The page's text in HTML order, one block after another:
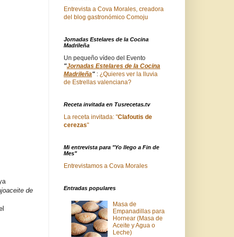
de
Entrevista a Cova Morales, creadora
del blog gastronómico Comoju
Jornadas Estelares de la Cocina
Madrileña
Un pequeño vídeo del Evento
"Jornadas Estelares de la Cocina
Madrileña" : ¿Quieres ver la lluvia
de Estrellas valenciana?
Receta invitada en Tusrecetas.tv
La receta invitada: "Clafoutis de
cerezas"
Mi entrevista para "Yo llego a Fin de
Mes"
Entrevistamos a Cova Morales
Entradas populares
Masa de
Empanadillas para
Hornear (Masa de
Aceite y Agua o
Leche)